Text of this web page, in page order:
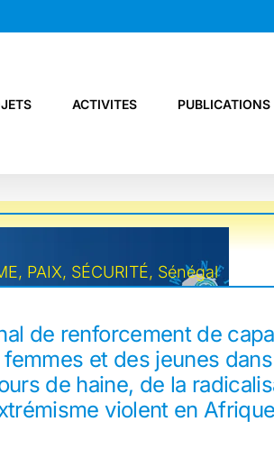
ACTIVITES PUBLICATIONS
Rapport annuel
Recherche
Autres
, PAIX, SÉCURITÉ, Sénégal
de renforcement de
et des jeunes
de haine, de la
violent en